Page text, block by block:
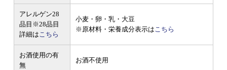
アレルゲン28
品目 ※28品目
詳細はこちら
小麦・卵・乳・大豆
※原材料・栄養成分表示はこちら
お酒使用の有
無
お酒不使用